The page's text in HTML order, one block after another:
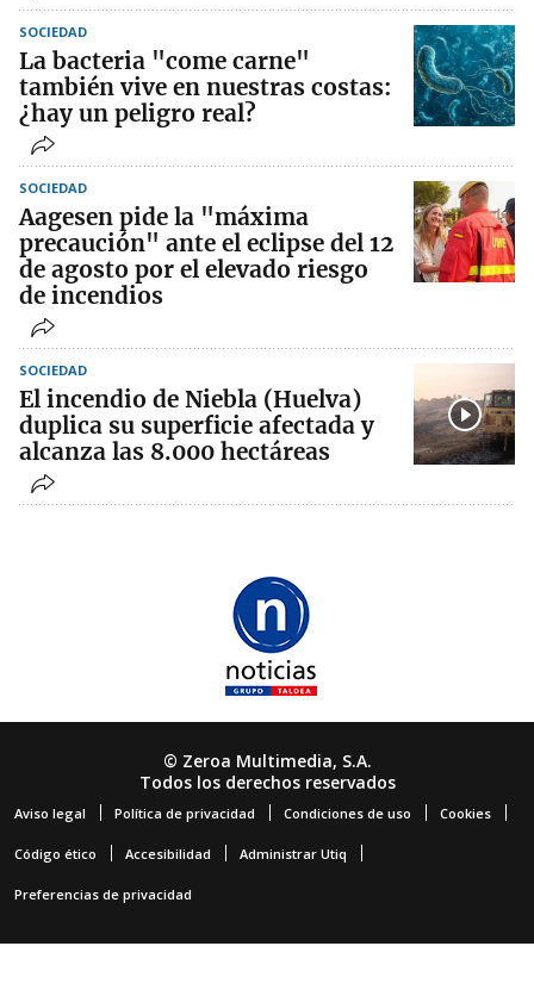
SOCIEDAD
La bacteria "come carne"
también vive en nuestras costas:
¿hay un peligro real?
SOCIEDAD
Aagesen pide la "máxima
precaución" ante el eclipse del 12
de agosto por el elevado riesgo
de incendios
SOCIEDAD
El incendio de Niebla (Huelva)
duplica su superficie afectada y
alcanza las 8.000 hectáreas
© Zeroa Multimedia, S.A.
Todos los derechos reservados
Aviso legal Política de privacidad Condiciones de uso Cookies
Código ético Accesibilidad Administrar Utiq
Preferencias de privacidad